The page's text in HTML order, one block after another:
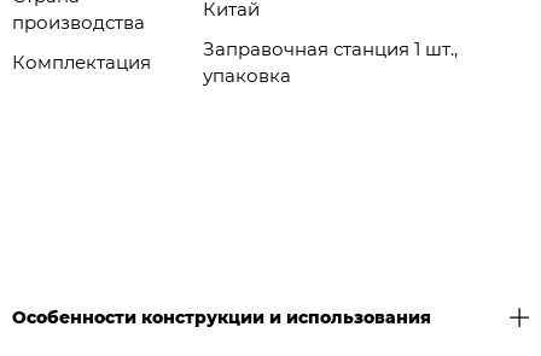
производства
Китай
Комплектация
Заправочная станция 1 шт.,
упаковка
Особенности конструкции и использования